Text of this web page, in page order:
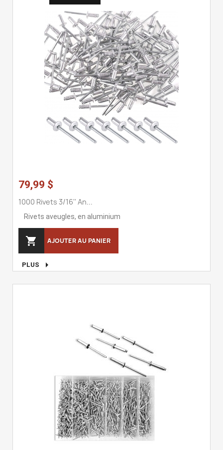
79,99 $
1000 Rivets 3/16'' An...
Rivets aveugles, en aluminium
 AJOUTER AU PANIER
PLUS 